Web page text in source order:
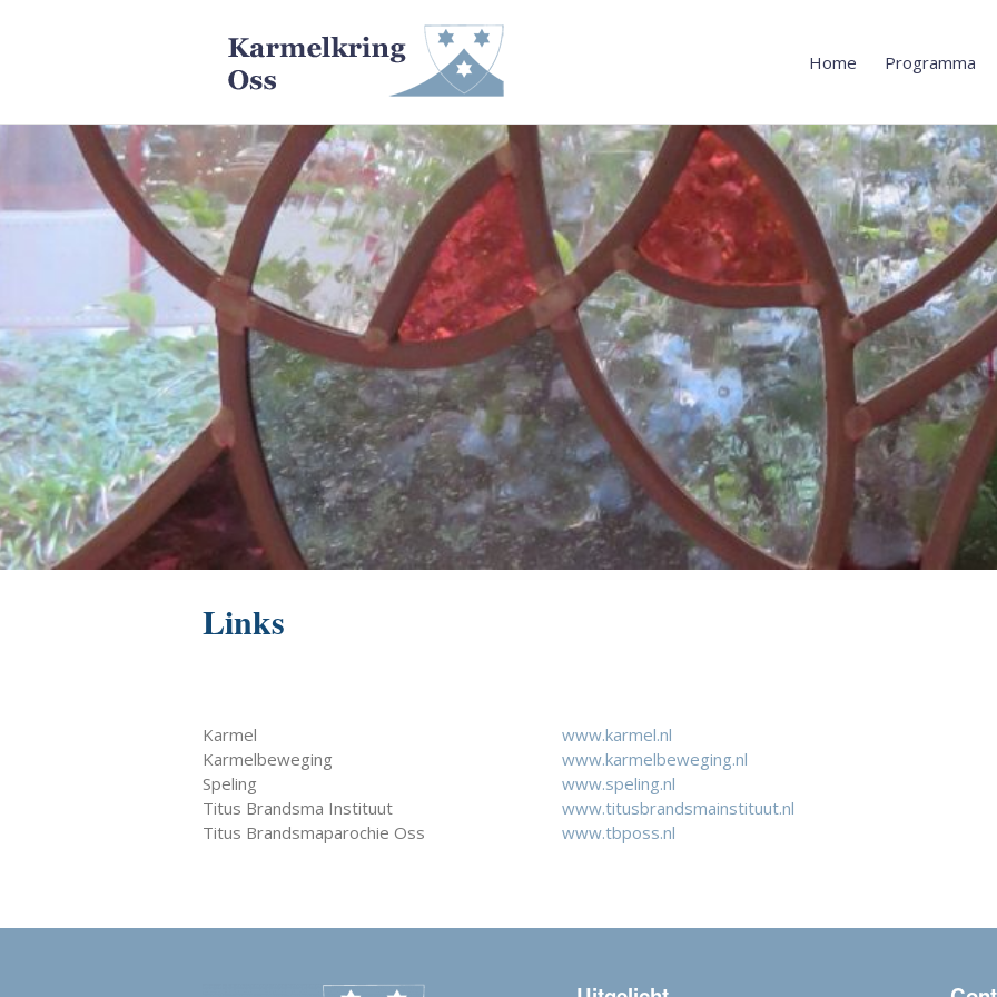
Home Programma
Links
Karmel
www.karmel.nl
Karmelbeweging
www.karmelbeweging.nl
Speling
www.speling.nl
Titus Brandsma Instituut
www.titusbrandsmainstituut.nl
Titus Brandsmaparochie Oss
www.tbposs.nl